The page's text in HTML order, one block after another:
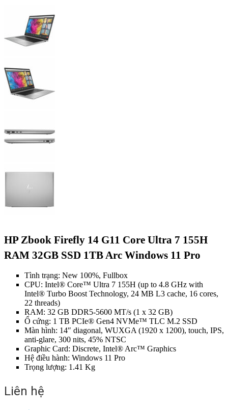
HP Zbook Firefly 14 G11 Core Ultra 7 155H
RAM 32GB SSD 1TB Arc Windows 11 Pro
Tình trạng: New 100%, Fullbox
CPU: Intel® Core™ Ultra 7 155H (up to 4.8 GHz with
Intel® Turbo Boost Technology, 24 MB L3 cache, 16 cores,
22 threads)
RAM: 32 GB DDR5-5600 MT/s (1 x 32 GB)
Ổ cứng: 1 TB PCIe® Gen4 NVMe™ TLC M.2 SSD
Màn hình: 14″ diagonal, WUXGA (1920 x 1200), touch, IPS,
anti-glare, 300 nits, 45% NTSC
Graphic Card: Discrete, Intel® Arc™ Graphics
Hệ điều hành: Windows 11 Pro
Trọng lượng: 1.41 Kg
Liên hệ